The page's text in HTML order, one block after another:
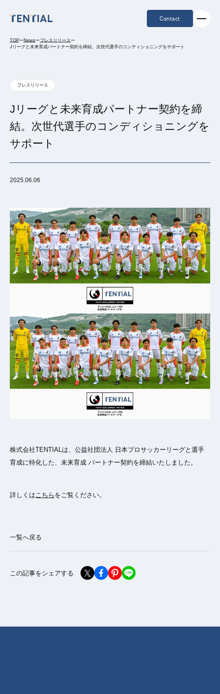
Contact
TOPーNewsープレスリリースー
Jリーグと未来育成パートナー契約を締結。次世代選手のコンディショニングをサポート
プレスリリース
Jリーグと未来育成パートナー契約を締
結。次世代選手のコンディショニングを
サポート
2025.06.06
株式会社TENTIALは、公益社団法人 日本プロサッカーリーグと選手
育成に特化した、未来育成 パートナー契約を締結いたしました。
詳しくはこちら をご覧ください。
一覧へ戻る
この記事をシェアする